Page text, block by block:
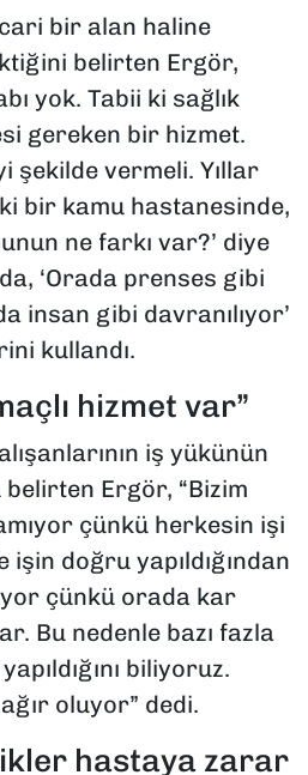
bir alan haline
belirten Ergör,
yok. Tabii ki sağlık
gereken bir hizmet.
şekilde vermeli. Yıllar
bir kamu hastanesinde,
ne farkı var?’ diye
‘Orada prenses gibi
insan gibi davranılıyor’
kullandı.
hizmet var”
iş yükünün
Ergör, “Bizim
çünkü herkesin işi
işin doğru yapıldığından
çünkü orada kar
Bu nedenle bazı fazla
biliyoruz.
oluyor” dedi.
hastaya zarar